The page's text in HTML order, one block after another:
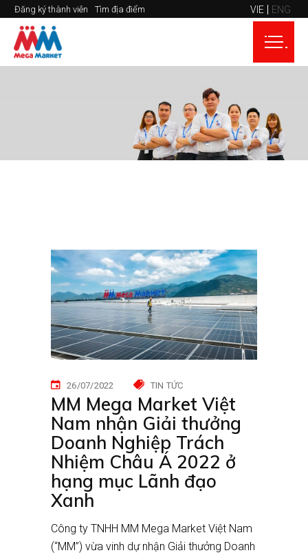
Đăng ký thành viên Tìm địa điểm VIE ENG
26/07/2022 TIN TỨC
MM Mega Market Việt
Nam nhận Giải thưởng
Doanh Nghiệp Trách
Nhiệm Châu Á 2022 ở
hạng mục Lãnh đạo
Xanh
Công ty TNHH MM Mega Market Việt Nam
(“MM”) vừa vinh dự nhận Giải thưởng Doanh